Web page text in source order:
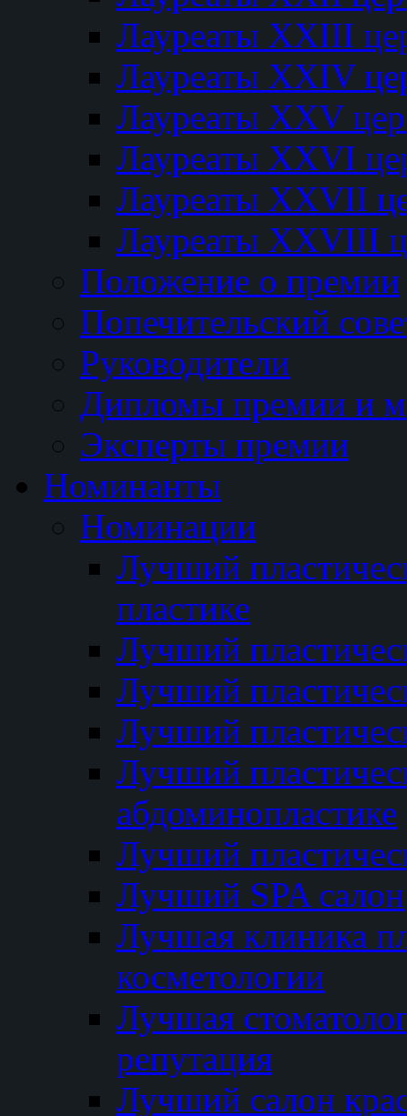
Лауреаты XXIII
Лауреаты XXIV
Лауреаты XXV
Лауреаты XXVI
Лауреаты XXVII
Лауреаты XXVIII
Положение о премии
Попечительский
Руководители
Дипломы премии и
Эксперты премии
Номинанты
Номинации
Лучший
пластике
Лучший
Лучший
Лучший
Лучший
абдоминопластике
Лучший
Лучший SPA салон
Лучшая клиника
косметологии
Лучшая
репутация
Лучший салон